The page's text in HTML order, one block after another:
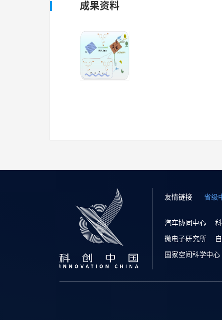
成果资料
友情链接 省级
汽车协同中心
微电子研究所
国家空间科学中心